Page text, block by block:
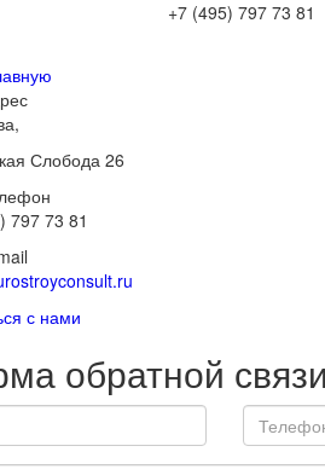
+7 (495) 797 73 81
Слобода 26
797 73 81
с нами
обратной